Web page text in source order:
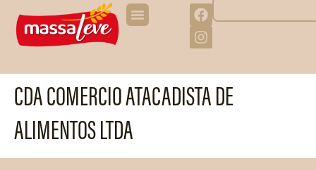
CDA COMERCIO ATACADISTA DE
ALIMENTOS LTDA